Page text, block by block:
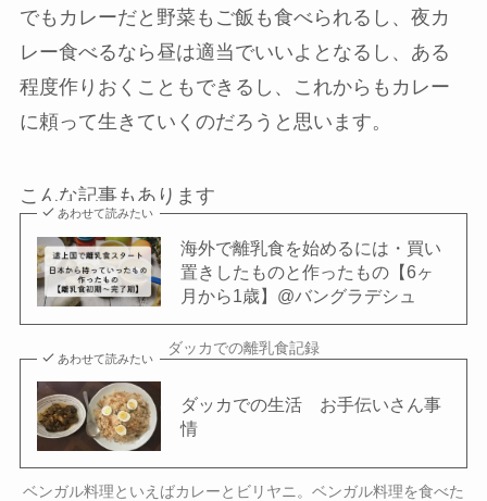
でもカレーだと野菜もご飯も食べられるし、夜カ
レー食べるなら昼は適当でいいよとなるし、ある
程度作りおくこともできるし、これからもカレー
に頼って生きていくのだろうと思います。
こんな記事もあります
あわせて読みたい
海外で離乳食を始めるには・買い
置きしたものと作ったもの【6ヶ
月から1歳】@バングラデシュ
ダッカでの離乳食記録
あわせて読みたい
ダッカでの生活 お手伝いさん事
情
ベンガル料理といえばカレーとビリヤニ。ベンガル料理を食べた